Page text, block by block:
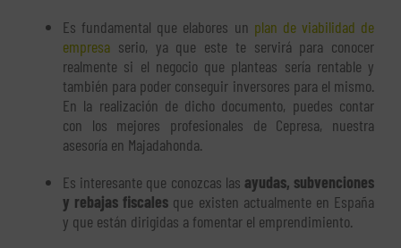
Es fundamental que elabores un plan de viabilidad de
empresa serio, ya que este te servirá para conocer
realmente si el negocio que planteas sería rentable y
también para poder conseguir inversores para el mismo.
En la realización de dicho documento, puedes contar
con los mejores profesionales de Cepresa, nuestra
asesoría en Majadahonda.
Es interesante que conozcas las ayudas, subvenciones
y rebajas fiscales que existen actualmente en España
y que están dirigidas a fomentar el emprendimiento.